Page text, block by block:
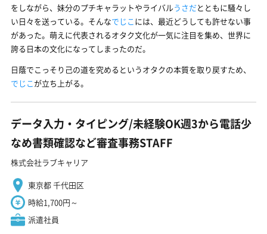
をしながら、妹分のプチキャラットやライバルうさだとともに騒々し
い日々を送っている。そんなでじこには、最近どうしても許せない事
があった。萌えに代表されるオタク文化が一気に注目を集め、世界に
誇る日本の文化になってしまったのだ。
日蔭でこっそり己の道を究めるというオタクの本質を取り戻すため、
でじこが立ち上がる。
データ入力・タイピング/未経験OK週3から電話少
なめ書類確認など審査事務STAFF
株式会社ラブキャリア
東京都 千代田区
時給1,700円～
派遣社員